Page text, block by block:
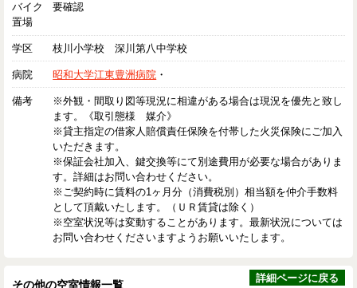
バイク
置場
要確認
学区 枝川小学校 深川第八中学校
病院 昭和大学江東豊洲病院 ・
備考
※外観・間取り図等現況に相違がある場合は現況を優先と致し
ます。《取引態様 媒介》
※貸主指定の借家人賠償責任保険を付帯した火災保険にご加入
いただきます。
※保証会社加入、鍵交換等にて別途費用が必要な場合がありま
す。詳細はお問い合わせください。
※ご契約時に賃料の1ヶ月分（消費税別）相当額を仲介手数料
として頂戴いたします。（ＵＲ賃貸は除く）
※空室状況等は変動することがあります。最新状況については
お問い合わせくださいますようお願いいたします。
その他の空室情報一覧
詳細ページに戻る